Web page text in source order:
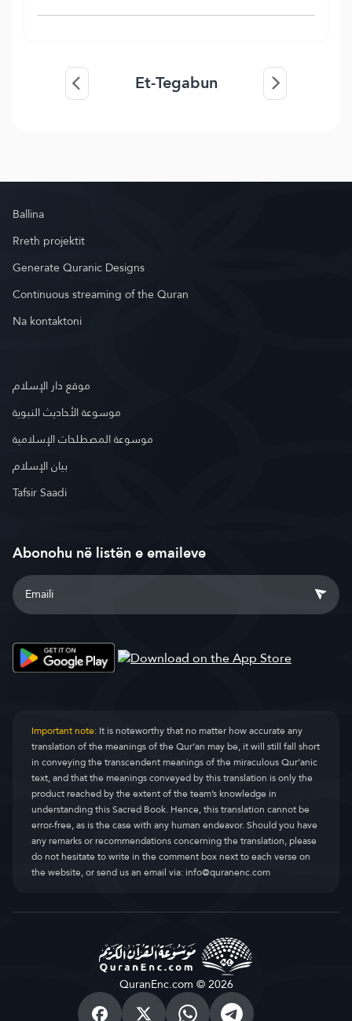
Et-Tegabun
Ballina
Rreth projektit
Generate Quranic Designs
Continuous streaming of the Quran
Na kontaktoni
موقع دار الإسلام
موسوعة الأحاديث النبوية
موسوعة المصطلحات الإسلامية
بيان الإسلام
Tafsir Saadi
Abonohu në listën e emaileve
Important note:It is noteworthy that no matter how accurate any
translation of the meanings of the Qur’an may be, it will still fall short
in conveying the transcendent meanings of the miraculous Qur’anic
text, and that the meanings conveyed by this translation is only the
product reached by the extent of the team’s knowledge in
understanding this Sacred Book. Hence, this translation cannot be
error-free, as is the case with any human endeavor. Should you have
any remarks or recommendations concerning the translation, please
do not hesitate to write in the comment box next to each verse on
the website, or send us an email via:info@quranenc.com
QuranEnc.com © 2026